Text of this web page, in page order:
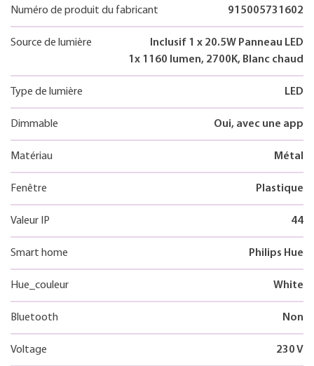
Numéro de produit du fabricant 915005731602
Source de lumière
Inclusif 1 x 20.5W Panneau LED
1x 1160 lumen, 2700K, Blanc chaud
Type de lumière LED
Dimmable Oui, avec une app
Matériau Métal
Fenêtre Plastique
Valeur IP 44
Smart home Philips Hue
Hue_couleur White
Bluetooth Non
Voltage 230 V